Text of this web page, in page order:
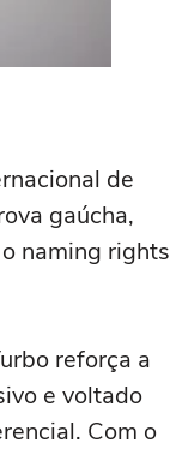
de
gaúcha,
naming rights
reforça a
e voltado
Com o